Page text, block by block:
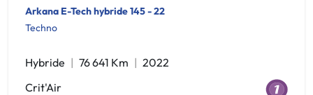
Arkana E-Tech hybride 145 - 22
Techno
Hybride 76 641 Km
2022
Crit'Air